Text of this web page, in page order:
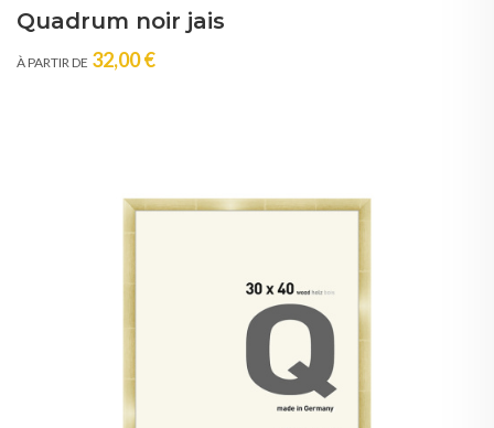
Quadrum noir jais
À PARTIR DE 32,00 €